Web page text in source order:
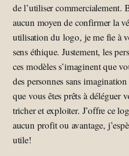
de l’utiliser commercialement.
aucun moyen de confirmer la
utilisation du logo, je me fie à
sens éthique. Justement, les
ces modèles s’imaginent que
des personnes sans
que vous êtes prêts à déléguer
tricher et exploiter. J’offre ce
aucun profit ou avantage,
utile!